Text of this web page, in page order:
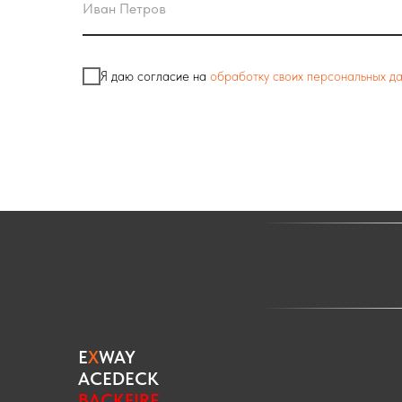
Я даю согласие на обработку своих персональных
EXWAY
ACEDECK